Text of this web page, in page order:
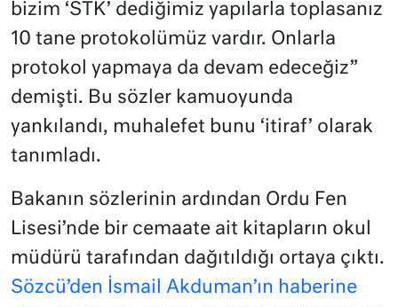
bizim ‘STK’ dediğimiz yapılarla toplasanız
10 tane protokolümüz vardır. Onlarla
protokol yapmaya da devam edeceğiz”
demişti. Bu sözler kamuoyunda
yankılandı, muhalefet bunu ‘itiraf’ olarak
tanımladı.
Bakanın sözlerinin ardından Ordu Fen
Lisesi’nde bir cemaate ait kitapların okul
müdürü tarafından dağıtıldığı ortaya çıktı.
Sözcü’den İsmail Akduman’ın haberine